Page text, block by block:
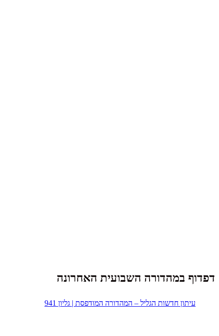
דפדוף במהדורה השבועית האחרונה
עיתון חדשות הגליל – המהדורה המודפסת | גליון 941